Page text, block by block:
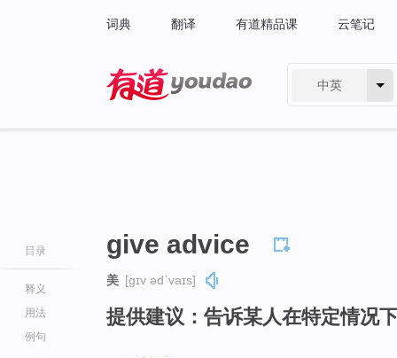
词典 翻译 有道精品课 云笔记
中英
目录
释义
用法
例句
give advice
美 [ɡɪv ədˈvaɪs]
提供建议：告诉某人在特定情况